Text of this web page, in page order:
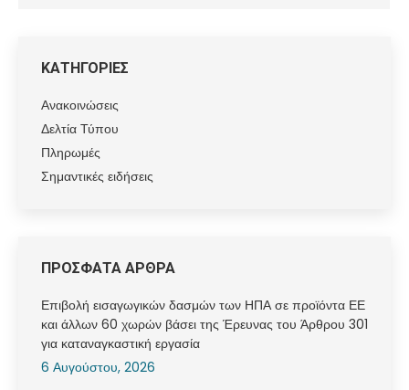
ΚΑΤΗΓΟΡΙΕΣ
Ανακοινώσεις
Δελτία Τύπου
Πληρωμές
Σημαντικές ειδήσεις
ΠΡΟΣΦΑΤΑ ΑΡΘΡΑ
Επιβολή εισαγωγικών δασμών των ΗΠΑ σε προϊόντα ΕΕ
και άλλων 60 χωρών βάσει της Έρευνας του Άρθρου 301
για καταναγκαστική εργασία
6 Αυγούστου, 2026